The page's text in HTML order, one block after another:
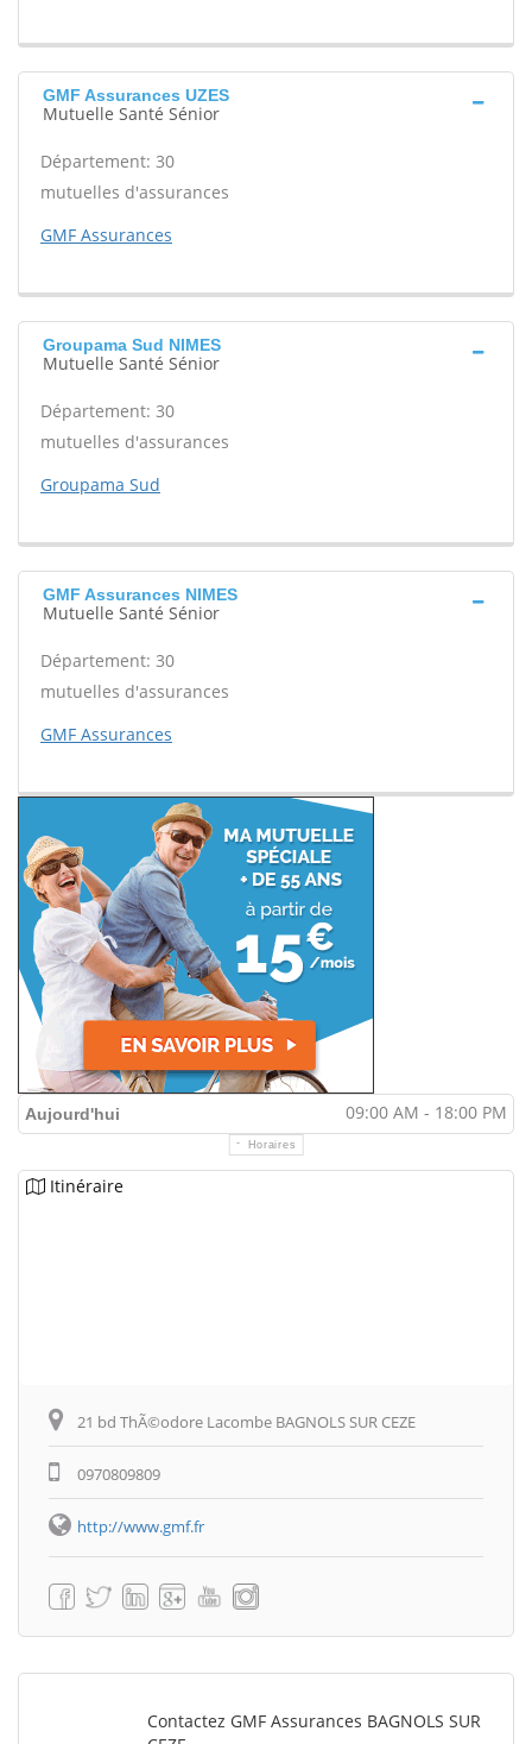
GMF Assurances UZES
Mutuelle Santé Sénior
Département: 30
mutuelles d'assurances
GMF Assurances
Groupama Sud NIMES
Mutuelle Santé Sénior
Département: 30
mutuelles d'assurances
Groupama Sud
GMF Assurances NIMES
Mutuelle Santé Sénior
Département: 30
mutuelles d'assurances
GMF Assurances
Aujourd'hui 09:00 AM - 18:00 PM
Horaires
Itinéraire
21 bd ThÃ©odore Lacombe BAGNOLS SUR CEZE
0970809809
http://www.gmf.fr
Contactez GMF Assurances BAGNOLS SUR